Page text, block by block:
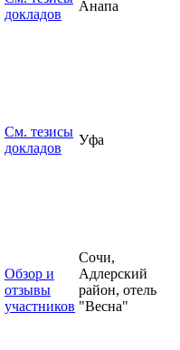
докладов
Анапа
См. тезисы
докладов
Уфа
Обзор и
отзывы
участников
Сочи,
Адлерский
район, отель
"Весна"